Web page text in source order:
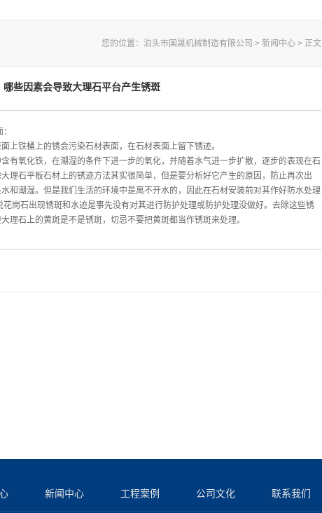
您的位置： 泊头市国晟机械制造有限公司 > 新闻中心 > 正文
哪些因素会导致大理石平台产生锈斑
上铁桶上的锈会污染石材表面，在石材表面上留下锈迹。
有氧化铁，在潮湿的条件下进一步的氧化，并随着水气进一步扩散，逐步的表现在石
理石平板石材上的锈迹方法其实很简单，但是要分析好它产生的原因，防止再次出
和潮湿。但是我们生活的环境中是离不开水的，因此在石材安装前对其作好防水处理
岗石出现锈斑和水迹是事先没有对其进行防护处理或防护处理没做好。去除这些锈
理石上的黄斑是不是锈斑，切忌不要把黄斑都当作锈斑来处理。
新闻中心 工程案例 公司文化 联系我们